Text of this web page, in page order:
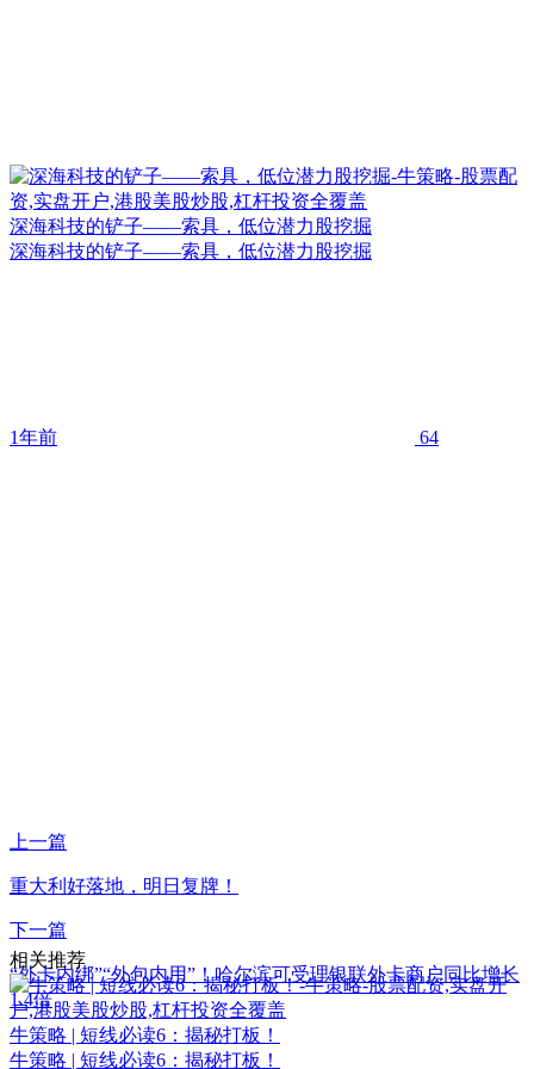
深海科技的铲子——索具，低位潜力股挖掘
深海科技的铲子——索具，低位潜力股挖掘
1年前 64
上一篇
重大利好落地，明日复牌！
下一篇
“外卡内绑”“外包内用”！哈尔滨可受理银联外卡商户同比增长
1.4倍
相关推荐
牛策略 | 短线必读6：揭秘打板！
牛策略 | 短线必读6：揭秘打板！